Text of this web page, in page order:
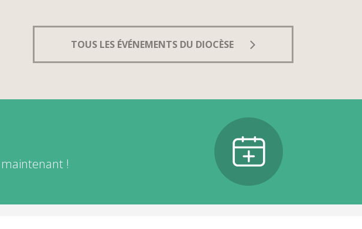
TOUS LES ÉVÉNEMENTS DU DIOCÈSE
!